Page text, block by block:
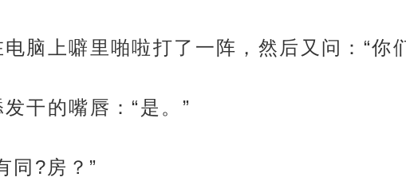
脑上噼里啪啦打了一阵，然后又问：“你
干的嘴唇：“是。”
同?房？”